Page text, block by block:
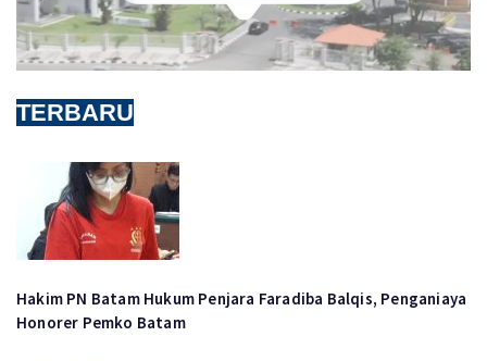
TERBARU
Hakim PN Batam Hukum Penjara Faradiba Balqis, Penganiaya
Honorer Pemko Batam